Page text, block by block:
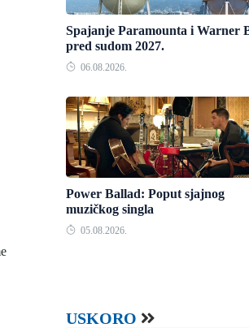
Spajanje Paramounta i Warner
pred sudom 2027.
06.08.2026.
Power Ballad: Poput sjajnog
muzičkog singla
05.08.2026.
USKORO